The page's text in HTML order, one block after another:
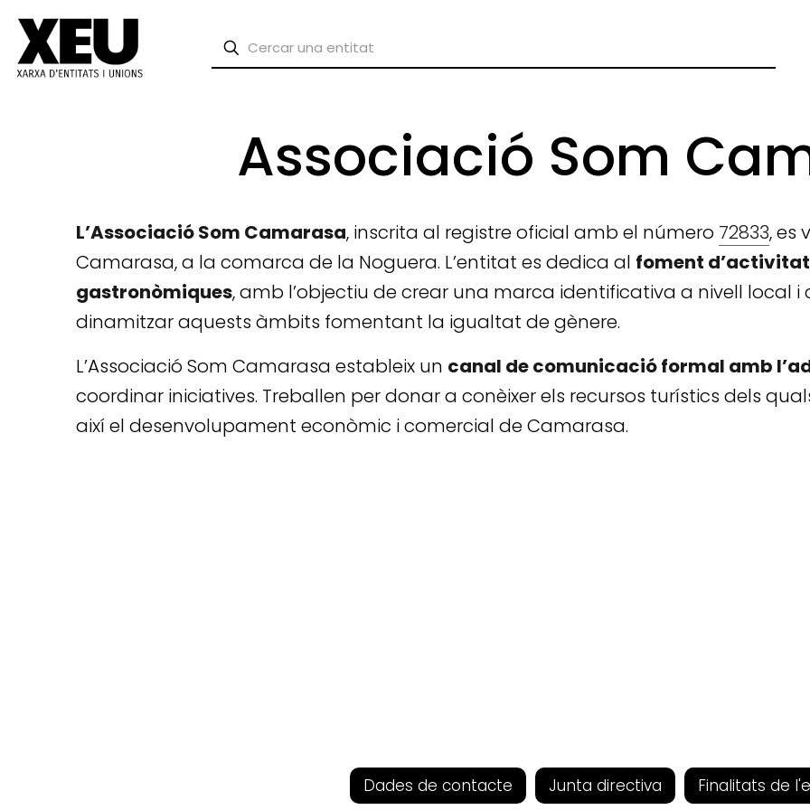
Associació Som
L’Associació Som Camarasa, inscrita al registre oficial amb el número 72833, es
Camarasa, a la comarca de la Noguera. L’entitat es dedica al foment
gastronòmiques, amb l’objectiu de crear una marca identificativa a nivell local
dinamitzar aquests àmbits fomentant la igualtat de gènere.
L’Associació Som Camarasa estableix un canal de comunicació formal amb
coordinar iniciatives. Treballen per donar a conèixer els recursos turístics dels
així el desenvolupament econòmic i comercial de Camarasa.
Dades de contacte Junta directiva Finalitats de